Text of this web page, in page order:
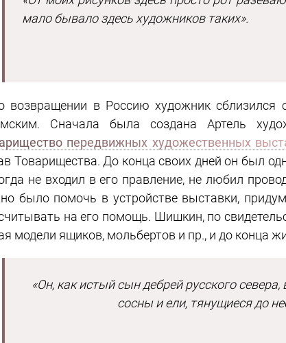
мало бывало здесь художников таких».
возвращении в Россию художник сблизился
Сначала была создана Артель
передвижных художественных
Товарищества. До конца своих дней он был
не входил в его правление, не любил
было помочь в устройстве выставки,
на его помощь. Шишкин, по
модели ящиков, мольбертов и пр., и до конца
«Он, как истый сын дебрей русского
сосны и ели, тянущиеся до